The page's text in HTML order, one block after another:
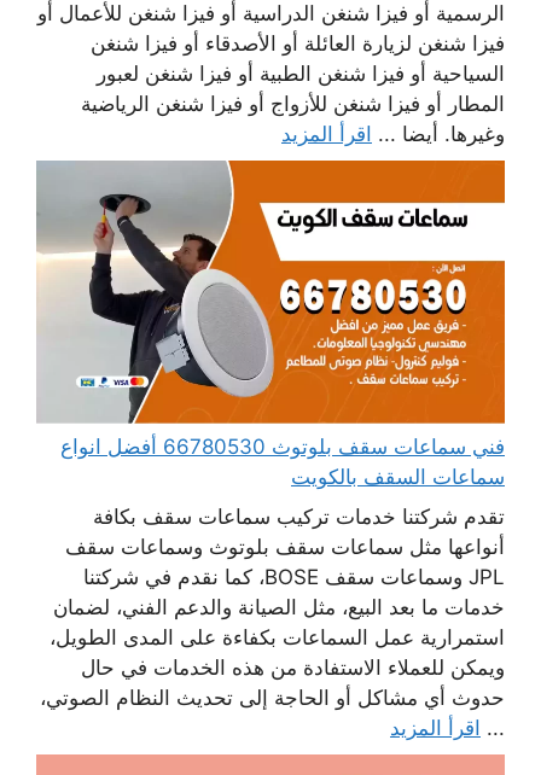
الرسمية أو فيزا شنغن الدراسية أو فيزا شنغن للأعمال أو
فيزا شنغن لزيارة العائلة أو الأصدقاء أو فيزا شنغن
السياحية أو فيزا شنغن الطبية أو فيزا شنغن لعبور
المطار أو فيزا شنغن للأزواج أو فيزا شنغن الرياضية
وغيرها. أيضا ... اقرأ المزيد
فني سماعات سقف بلوتوث 66780530 أفضل انواع
سماعات السقف بالكويت
تقدم شركتنا خدمات تركيب سماعات سقف بكافة
أنواعها مثل سماعات سقف بلوتوث وسماعات سقف
JPL وسماعات سقف BOSE، كما نقدم في شركتنا
خدمات ما بعد البيع، مثل الصيانة والدعم الفني، لضمان
استمرارية عمل السماعات بكفاءة على المدى الطويل،
ويمكن للعملاء الاستفادة من هذه الخدمات في حال
حدوث أي مشاكل أو الحاجة إلى تحديث النظام الصوتي،
... اقرأ المزيد